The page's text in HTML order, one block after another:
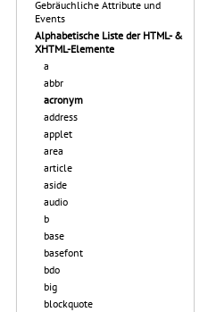
Gebräuchliche Attribute und
Events
Alphabetische Liste der HTML- &
XHTML-Elemente
a
abbr
acronym
address
applet
area
article
aside
audio
b
base
basefont
bdo
big
blockquote